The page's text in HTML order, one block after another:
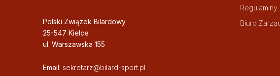
Polski Związek Bilardowy
25-547 Kielce
ul. Warszawska 155
Email: sekretarz@bilard-sport.pl
Regulaminy
Biuro